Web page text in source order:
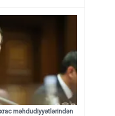
məhdudiyyətlərindən